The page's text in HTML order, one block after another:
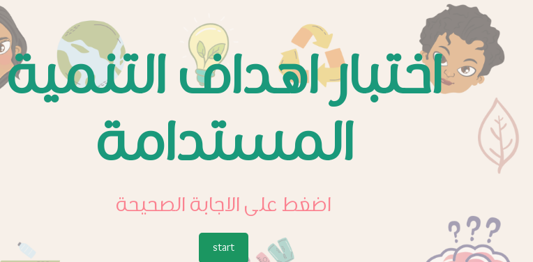
اختبار اهداف التنمية
المستدامة
اضغط على الاجابة الصحيحة
start